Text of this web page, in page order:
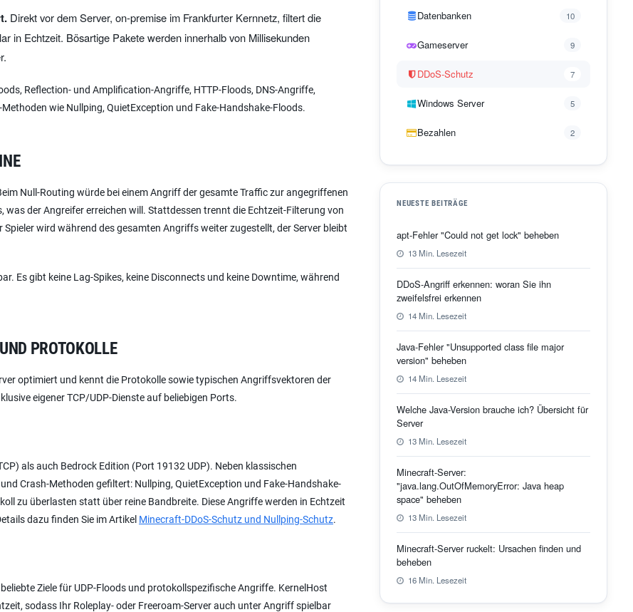
Direkt vor dem Server, on-premise im Frankfurter Kernnetz, filtert die
in Echtzeit. Bösartige Pakete werden innerhalb von Millisekunden
Reflection- und Amplification-Angriffe, HTTP-Floods, DNS-Angriffe,
wie Nullping, QuietException und Fake-Handshake-Floods.
Null-Routing würde bei einem Angriff der gesamte Traffic zur angegriffenen
der Angreifer erreichen will. Stattdessen trennt die Echtzeit-Filterung von
wird während des gesamten Angriffs weiter zugestellt, der Server bleibt
Es gibt keine Lag-Spikes, keine Disconnects und keine Downtime, während
PROTOKOLLE
optimiert und kennt die Protokolle sowie typischen Angriffsvektoren der
eigener TCP/UDP-Dienste auf beliebigen Ports.
als auch Bedrock Edition (Port 19132 UDP). Neben klassischen
Crash-Methoden gefiltert: Nullping, QuietException und Fake-Handshake-
zu überlasten statt über reine Bandbreite. Diese Angriffe werden in Echtzeit
dazu finden Sie im Artikel Minecraft-DDoS-Schutz und Nullping-Schutz.
Ziele für UDP-Floods und protokollspezifische Angriffe. KernelHost
sodass Ihr Roleplay- oder Freeroam-Server auch unter Angriff spielbar
Datenbanken 10
Gameserver 9
DDoS-Schutz 7
Windows Server 5
Bezahlen 2
NEUESTE BEITRÄGE
apt-Fehler "Could not get lock" beheben
13 Min. Lesezeit
DDoS-Angriff erkennen: woran Sie ihn
zweifelsfrei erkennen
14 Min. Lesezeit
Java-Fehler "Unsupported class file major
version" beheben
14 Min. Lesezeit
Welche Java-Version brauche ich? Übersicht für
Server
13 Min. Lesezeit
Minecraft-Server:
"java.lang.OutOfMemoryError: Java heap
space" beheben
13 Min. Lesezeit
Minecraft-Server ruckelt: Ursachen finden und
beheben
16 Min. Lesezeit